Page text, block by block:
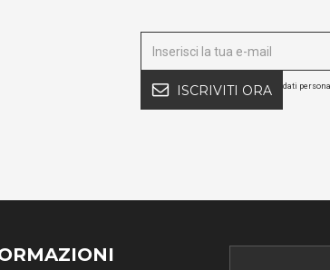
ISCRIVITI ORA dati